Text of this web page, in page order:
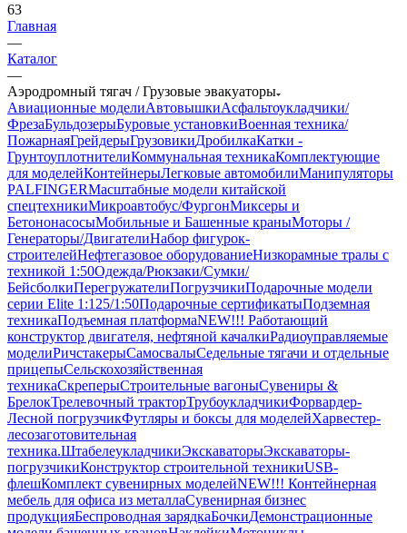
63
Главная
—
Каталог
—
Аэродромный тягач / Грузовые эвакуаторы
Авиационные моделиАвтовышкиАсфальтоукладчики/
ФрезаБульдозерыБуровые установкиВоенная техника/
ПожарнаяГрейдерыГрузовикиДробилкаКатки -
ГрунтоуплотнителиКоммунальная техникаКомплектующие
для моделейКонтейнерыЛегковые автомобилиМанипуляторы
PALFINGERМасштабные модели китайской
спецтехникиМикроавтобус/ФургонМиксеры и
БетононасосыМобильные и Башенные краныМоторы /
Генераторы/ДвигателиНабор фигурок-
строителейНефтегазовое оборудованиеНизкорамные тралы с
техникой 1:50Одежда/Рюкзаки/Сумки/
БейсболкиПерегружателиПогрузчикиПодарочные модели
серии Elite 1:125/1:50Подарочные сертификатыПодземная
техникаПодъемная платформаNEW!!! Работающий
конструктор двигателя, нефтяной качалкиРадиоуправляемые
моделиРичстакерыСамосвалыСедельные тягачи и отдельные
прицепыСельскохозяйственная
техникаСкреперыСтроительные вагоныСувениры &
БрелокТрелевочный тракторТрубоукладчикиФорвардер-
Лесной погрузчикФутляры и боксы для моделейХарвестер-
лесозаготовительная
техника.ШтабелеукладчикиЭкскаваторыЭкскаваторы-
погрузчикиКонструктор строительной техникиUSB-
флешКомплект сувенирных моделейNEW!!! Контейнерная
мебель для офиса из металлаСувенирная бизнес
продукцияБеспроводная зарядкаБочкиДемонстрационные